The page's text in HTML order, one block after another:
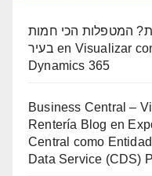
המטפלות הכי חמות
בעיר en Visualizar
Dynamics 365
Business Central –
Rentería Blog en
Central como
Data Service (CDS)